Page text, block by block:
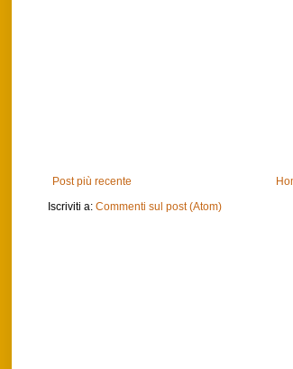
Post più recente
Iscriviti a: Commenti sul post (Atom)